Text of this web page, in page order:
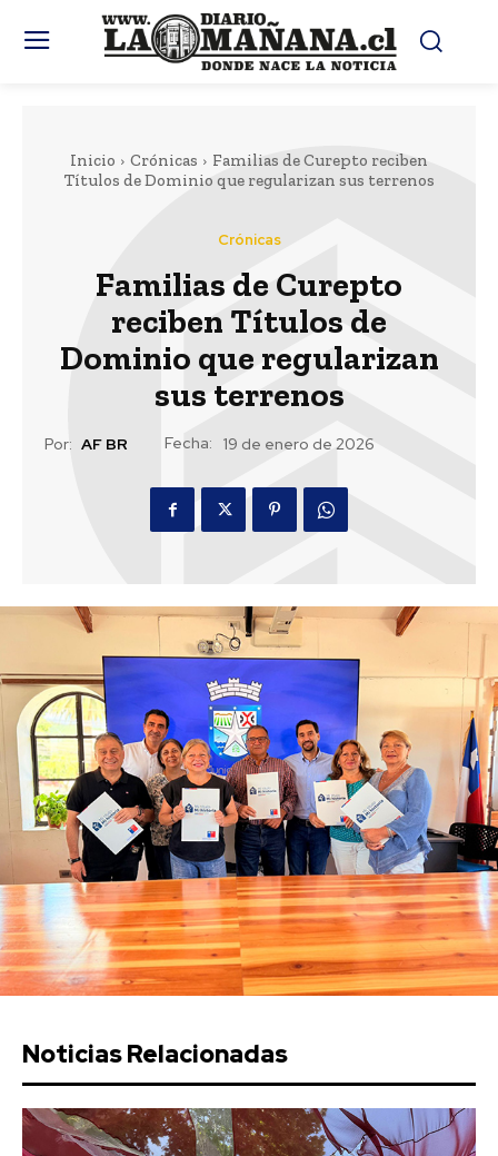
Inicio Crónicas
Familias de Curepto reciben
Títulos de Dominio que regularizan sus terrenos
Crónicas
Familias de Curepto
reciben Títulos de
Dominio que regularizan
sus terrenos
Por: AF BR Fecha: 19 de enero de 2026
Noticias Relacionadas